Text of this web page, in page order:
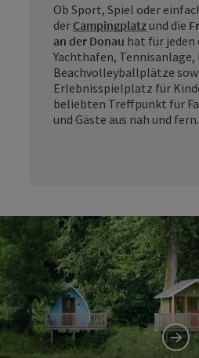
Ob Sport, Spiel oder
der Campingplatzund die
an der Donau hat für jeden
Yachthafen,
Beachvolleyballplätze
Erlebnisspielplatz für
beliebten Treffpunkt für
und Gäste aus nah und fern.